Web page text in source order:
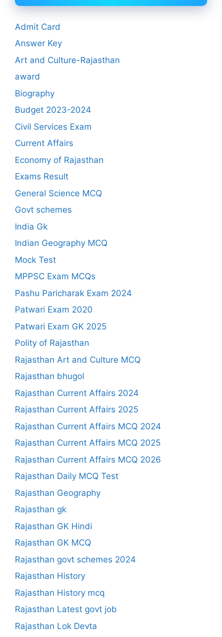
Admit Card
Answer Key
Art and Culture-Rajasthan
award
Biography
Budget 2023-2024
Civil Services Exam
Current Affairs
Economy of Rajasthan
Exams Result
General Science MCQ
Govt schemes
India Gk
Indian Geography MCQ
Mock Test
MPPSC Exam MCQs
Pashu Paricharak Exam 2024
Patwari Exam 2020
Patwari Exam GK 2025
Polity of Rajasthan
Rajasthan Art and Culture MCQ
Rajasthan bhugol
Rajasthan Current Affairs 2024
Rajasthan Current Affairs 2025
Rajasthan Current Affairs MCQ 2024
Rajasthan Current Affairs MCQ 2025
Rajasthan Current Affairs MCQ 2026
Rajasthan Daily MCQ Test
Rajasthan Geography
Rajasthan gk
Rajasthan GK Hindi
Rajasthan GK MCQ
Rajasthan govt schemes 2024
Rajasthan History
Rajasthan History mcq
Rajasthan Latest govt job
Rajasthan Lok Devta